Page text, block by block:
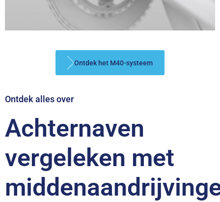
Ontdek het M40-systeem
Ontdek alles over
Achternaven
vergeleken met